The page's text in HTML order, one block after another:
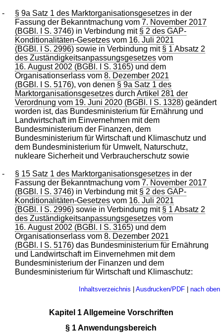
- § 9a Satz 1 des Marktorganisationsgesetzes in der
Fassung der Bekanntmachung vom7. November 2017
(BGBl. I S. 3746) in Verbindung mit § 2 des GAP-
Konditionalitäten-Gesetzes vom 16. Juli 2021
(BGBl. I S. 2996) sowie in Verbindung mit § 1 Absatz 2
des Zuständigkeitsanpassungsgesetzes vom
16. August 2002 (BGBl. I S. 3165) und dem
Organisationserlass vom8. Dezember 2021
(BGBl. I S. 5176), von denen § 9a Satz 1 des
Marktorganisationsgesetzes durchArtikel 281 der
Verordnung vom 19. Juni 2020 (BGBl. I S. 1328) geändert
worden ist, das Bundesministerium für Ernährung und
Landwirtschaft im Einvernehmen mit dem
Bundesministerium der Finanzen, dem
Bundesministerium für Wirtschaft und Klimaschutz und
dem Bundesministerium für Umwelt, Naturschutz,
nukleare Sicherheit und Verbraucherschutz sowie
- § 15 Satz 1 des Marktorganisationsgesetzes in der
Fassung der Bekanntmachung vom7. November 2017
(BGBl. I S. 3746) in Verbindung mit § 2 des GAP-
Konditionalitäten-Gesetzes vom 16. Juli 2021
(BGBl. I S. 2996) sowie in Verbindung mit § 1 Absatz 2
des Zuständigkeitsanpassungsgesetzes vom
16. August 2002 (BGBl. I S. 3165) und dem
Organisationserlass vom8. Dezember 2021
(BGBl. I S. 5176) das Bundesministerium für Ernährung
und Landwirtschaft im Einvernehmen mit dem
Bundesministerium der Finanzen und dem
Bundesministerium für Wirtschaft und Klimaschutz:
Inhaltsverzeichnis | Ausdrucken/PDF| nach oben
Kapitel 1 Allgemeine Vorschriften
§ 1 Anwendungsbereich